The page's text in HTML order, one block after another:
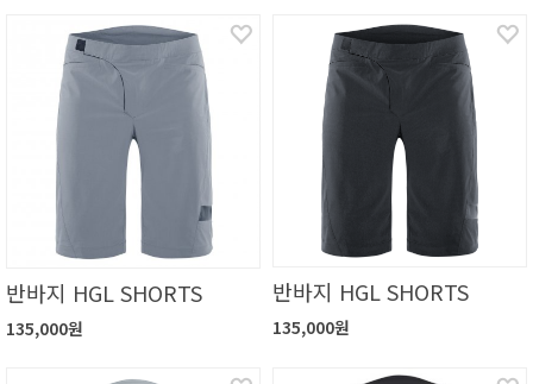
반바지 HGL SHORTS
135,000원
반바지 HGL SHORTS
135,000원